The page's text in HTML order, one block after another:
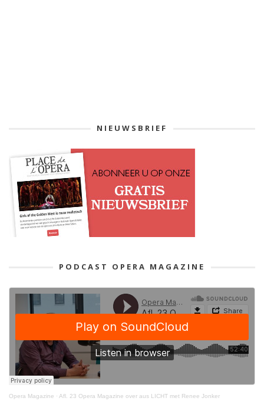
NIEUWSBRIEF
PODCAST OPERA MAGAZINE
Opera Magazine · Afl. 23 Opera Magazine over aus LICHT met Renee Jonker